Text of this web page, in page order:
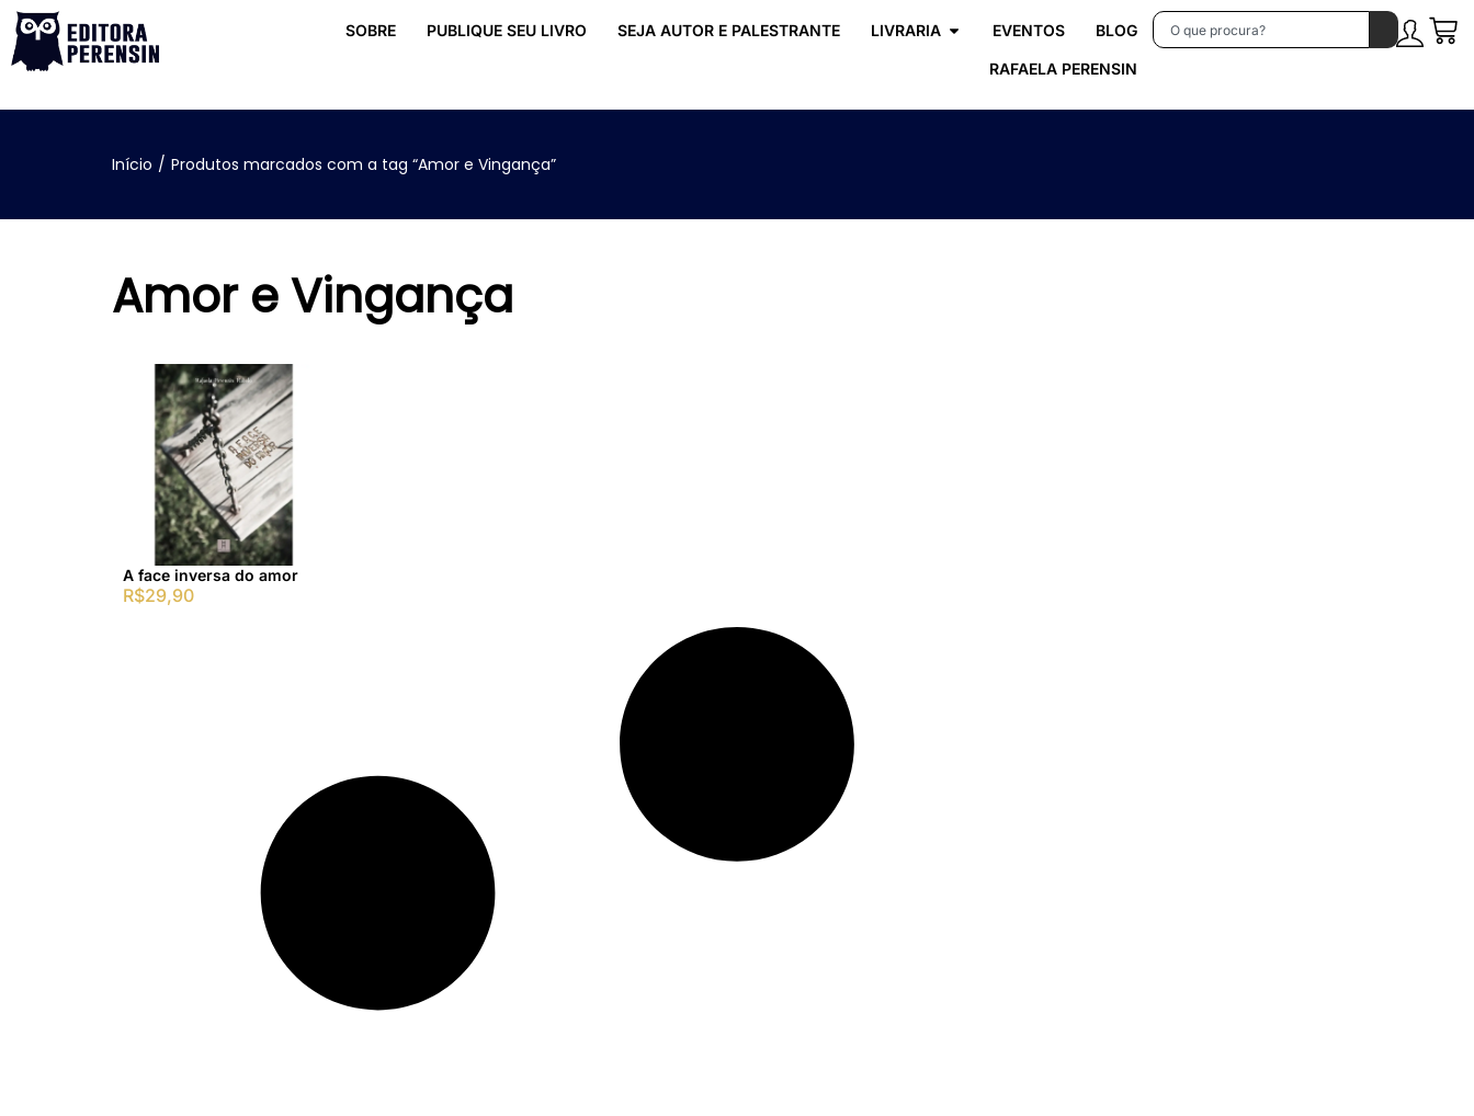
SOBRE PUBLIQUE SEU LIVRO SEJA AUTOR E PALESTRANTE LIVRARIA EVENTOS BLOG
RAFAELA PERENSIN
Início / Produtos marcados com a tag “Amor e Vingança”
Amor e Vingança
A face inversa do amor
R$29,90